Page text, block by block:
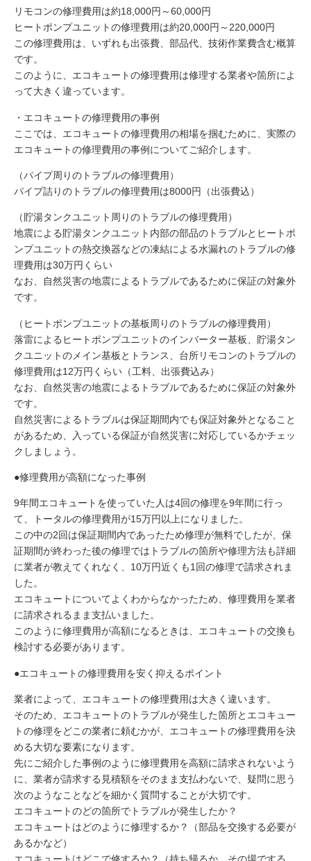
リモコンの修理費用は約18,000円～60,000円
ヒートポンプユニットの修理費用は約20,000円～220,000円
この修理費用は、いずれも出張費、部品代、技術作業費含む概算
です。
このように、エコキュートの修理費用は修理する業者や箇所によ
って大きく違っています。
・エコキュートの修理費用の事例
ここでは、エコキュートの修理費用の相場を掴むために、実際の
エコキュートの修理費用の事例についてご紹介します。
（パイプ周りのトラブルの修理費用）
パイプ詰りのトラブルの修理費用は8000円（出張費込）
（貯湯タンクユニット周りのトラブルの修理費用）
地震による貯湯タンクユニット内部の部品のトラブルとヒートポ
ンプユニットの熱交換器などの凍結による水漏れのトラブルの修
理費用は30万円くらい
なお、自然災害の地震によるトラブルであるために保証の対象外
です。
（ヒートポンプユニットの基板周りのトラブルの修理費用）
落雷によるヒートポンプユニットのインバーター基板、貯湯タン
クユニットのメイン基板とトランス、台所リモコンのトラブルの
修理費用は12万円くらい（工料、出張費込み）
なお、自然災害の地震によるトラブルであるために保証の対象外
です。
自然災害によるトラブルは保証期間内でも保証対象外となること
があるため、入っている保証が自然災害に対応しているかチェッ
クしましょう。
●修理費用が高額になった事例
9年間エコキュートを使っていた人は4回の修理を9年間に行っ
て、トータルの修理費用が15万円以上になりました。
この中の2回は保証期間内であったため修理が無料でしたが、保
証期間が終わった後の修理ではトラブルの箇所や修理方法も詳細
に業者が教えてくれなく、10万円近くも1回の修理で請求されま
した。
エコキュートについてよくわからなかったため、修理費用を業者
に請求されるまま支払いました。
このように修理費用が高額になるときは、エコキュートの交換も
検討する必要があります。
●エコキュートの修理費用を安く抑えるポイント
業者によって、エコキュートの修理費用は大きく違います。
そのため、エコキュートのトラブルが発生した箇所とエコキュー
トの修理をどこの業者に頼むかが、エコキュートの修理費用を決
める大切な要素になります。
先にご紹介した事例のように修理費用を高額に請求されないよう
に、業者が請求する見積額をそのまま支払わないで、疑問に思う
次のようなことなどを細かく質問することが大切です。
エコキュートのどの箇所でトラブルが発生したか？
エコキュートはどのように修理するか？（部品を交換する必要が
あるかなど）